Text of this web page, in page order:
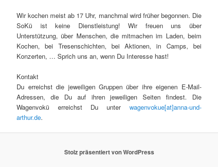
Wir kochen meist ab 17 Uhr, manchmal wird früher begonnen. Die
SoKü ist keine Dienstleistung! Wir freuen uns über
Unterstützung, über Menschen, die mitmachen im Laden, beim
Kochen, bei Tresenschichten, bei Aktionen, in Camps, bei
Konzerten, … Sprich uns an, wenn Du Interesse hast!
Kontakt
Du erreichst die jeweiligen Gruppen über ihre eigenen E-Mail-
Adressen, die Du auf ihren jeweiligen Seiten findest. Die
Wagenvokü erreichst Du unter wagenvokue[at]anna-und-
arthur.de.
Stolz präsentiert von WordPress